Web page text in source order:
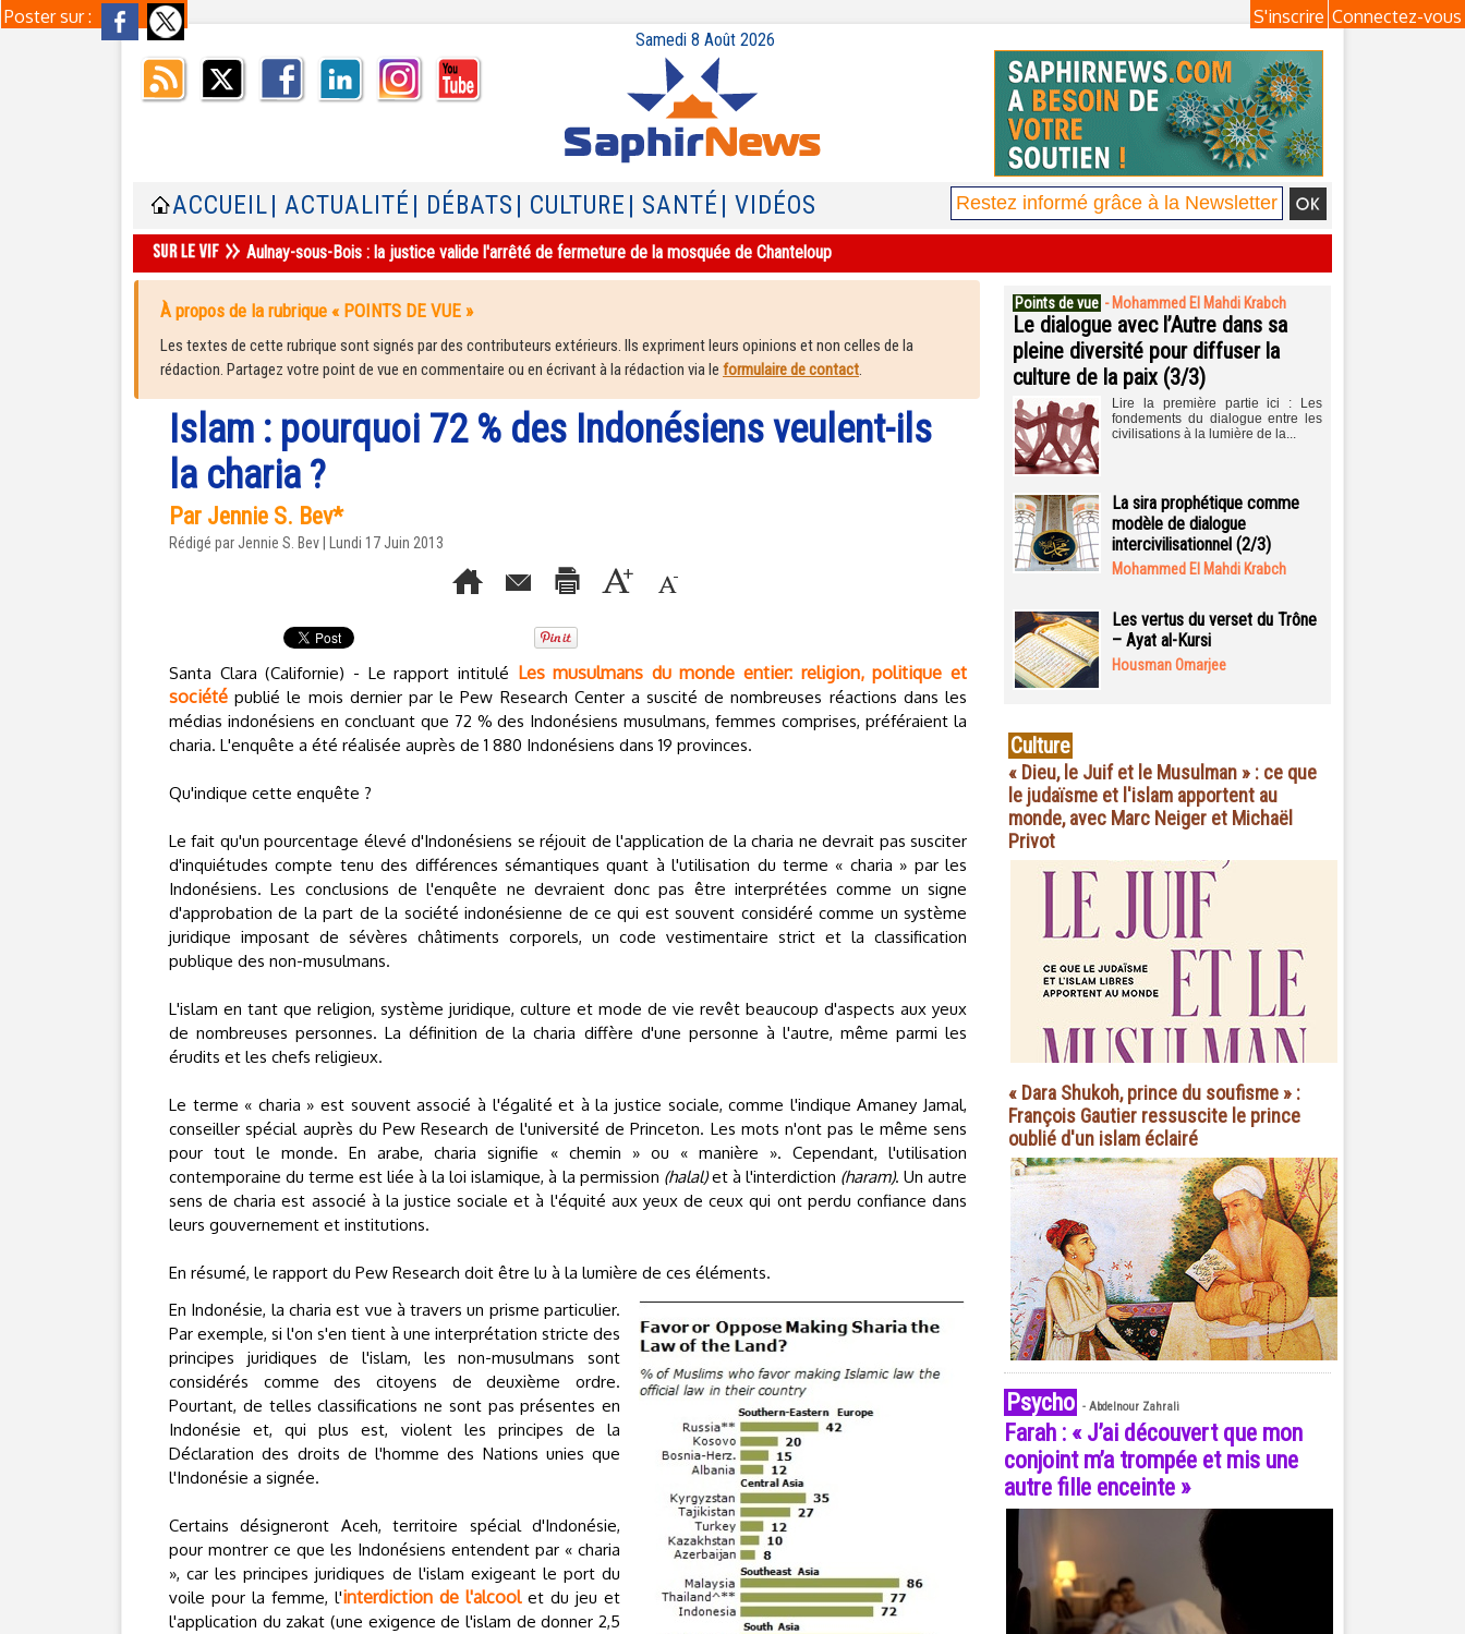
Poster sur : Connectez-vous
S'inscrire
Samedi 8 Août 2026
ACCUEIL | ACTUALITÉ | DÉBATS | CULTURE | SANTÉ | VIDÉOS
Aulnay-sous-Bois : la justice valide l'arrêté de fermeture de la mosquée de Chanteloup
À propos de la rubrique « POINTS DE VUE »
Les textes de cette rubrique sont signés par des contributeurs extérieurs. Ils expriment leurs opinions et non celles de la
rédaction. Partagez votre point de vue en commentaire ou en écrivant à la rédaction via le formulaire de contact.
Islam : pourquoi 72 % des Indonésiens veulent-ils
la charia ?
Par Jennie S. Bev*
Rédigé par Jennie S. Bev | Lundi 17 Juin 2013
Santa Clara (Californie) - Le rapport intitulé Les musulmans du monde entier: religion, politique et
société publié le mois dernier par le Pew Research Center a suscité de nombreuses réactions dans les
médias indonésiens en concluant que 72 % des Indonésiens musulmans, femmes comprises, préféraient la
charia. L'enquête a été réalisée auprès de 1 880 Indonésiens dans 19 provinces.
Qu'indique cette enquête ?
Le fait qu'un pourcentage élevé d'Indonésiens se réjouit de l'application de la charia ne devrait pas susciter
d'inquiétudes compte tenu des différences sémantiques quant à l'utilisation du terme « charia » par les
Indonésiens. Les conclusions de l'enquête ne devraient donc pas être interprétées comme un signe
d'approbation de la part de la société indonésienne de ce qui est souvent considéré comme un système
juridique imposant de sévères châtiments corporels, un code vestimentaire strict et la classification
publique des non-musulmans.
L'islam en tant que religion, système juridique, culture et mode de vie revêt beaucoup d'aspects aux yeux
de nombreuses personnes. La définition de la charia diffère d'une personne à l'autre, même parmi les
érudits et les chefs religieux.
Le terme « charia » est souvent associé à l'égalité et à la justice sociale, comme l'indique Amaney Jamal,
conseiller spécial auprès du Pew Research de l'université de Princeton. Les mots n'ont pas le même sens
pour tout le monde. En arabe, charia signifie « chemin » ou « manière ». Cependant, l'utilisation
contemporaine du terme est liée à la loi islamique, à la permission (halal)et à l'interdiction (haram). Un autre
sens de charia est associé à la justice sociale et à l'équité aux yeux de ceux qui ont perdu confiance dans
leurs gouvernement et institutions.
En résumé, le rapport du Pew Research doit être lu à la lumière de ces éléments.
En Indonésie, la charia est vue à travers un prisme particulier.
Par exemple, si l'on s'en tient à une interprétation stricte des
principes juridiques de l'islam, les non-musulmans sont
considérés comme des citoyens de deuxième ordre.
Pourtant, de telles classifications ne sont pas présentes en
Indonésie et, qui plus est, violent les principes de la
Déclaration des droits de l'homme des Nations unies que
l'Indonésie a signée.
Certains désigneront Aceh, territoire spécial d'Indonésie,
pour montrer ce que les Indonésiens entendent par « charia
», car les principes juridiques de l'islam exigeant le port du
voile pour la femme, l'interdiction de l'alcool et du jeu et
l'application du zakat (une exigence de l'islam de donner 2,5
Points de vue - Mohammed El Mahdi Krabch
Le dialogue avec l’Autre dans sa
pleine diversité pour diffuser la
culture de la paix (3/3)
Lire la première partie ici : Les
fondements du dialogue entre les
civilisations à la lumière de la...
La sira prophétique comme
modèle de dialogue
intercivilisationnel (2/3)
Mohammed El Mahdi Krabch
Les vertus du verset du Trône
– Ayat al-Kursi
Housman Omarjee
Culture
« Dieu, le Juif et le Musulman » : ce que
le judaïsme et l'islam apportent au
monde, avec Marc Neiger et Michaël
Privot
« Dara Shukoh, prince du soufisme » :
François Gautier ressuscite le prince
oublié d'un islam éclairé
Psycho - Abdelnour Zahrali
Farah : « J’ai découvert que mon
conjoint m’a trompée et mis une
autre fille enceinte »